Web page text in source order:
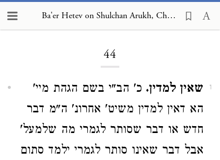
Ba'er Hetev on Shulchan Arukh, Choshen Mishpat 44
44
1 שאין למדין. כ' הב"י בשם הגהת מיי'
הא דאין למדין משיט' אחרונ' ה"מ דבר
חדש או דבר שסותר לגמרי מה שלמעל'
אבל דבר שאינו סותר לגמרי ילמד סתום